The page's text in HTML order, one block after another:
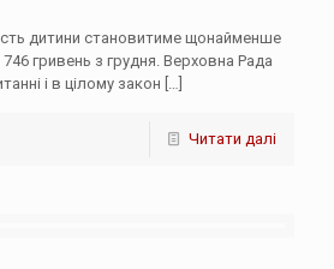
дитини становитиме щонайменше
гривень з грудня. Верховна Рада
і в цілому закон […]
Читати далі